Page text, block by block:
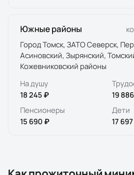
Южные районы
Город Томск, ЗАТО Северск,
Асиновский, Зырянский,
Кожевниковский районы
На душу
18 245 ₽
19
Пенсионеры
15 690 ₽
Дети
17